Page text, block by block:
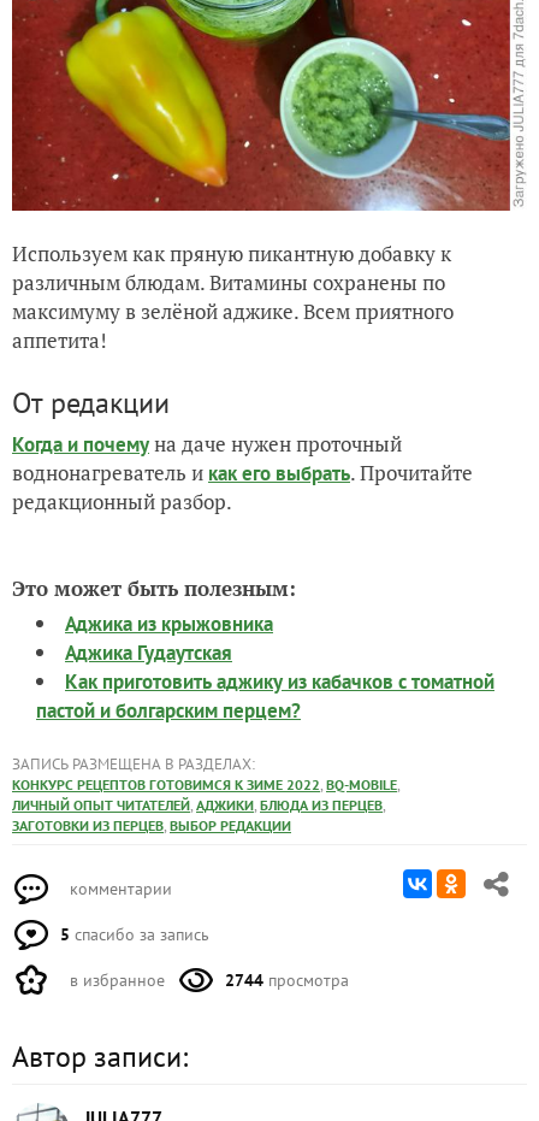
Используем как пряную пикантную добавку к
различным блюдам. Витамины сохранены по
максимуму в зелёной аджике. Всем приятного
аппетита!
От редакции
Когда и почемуна даче нужен проточный
воднонагреватель и как его выбрать. Прочитайте
редакционный разбор.
Это может быть полезным:
Аджика из крыжовника
Аджика Гудаутская
Как приготовить аджику из кабачков с томатной
пастой и болгарским перцем?
ЗАПИСЬ РАЗМЕЩЕНА В РАЗДЕЛАХ:
КОНКУРС РЕЦЕПТОВ ГОТОВИМСЯ К ЗИМЕ 2022, BQ-MOBILE,
ЛИЧНЫЙ ОПЫТ ЧИТАТЕЛЕЙ, АДЖИКИ, БЛЮДА ИЗ ПЕРЦЕВ,
ЗАГОТОВКИ ИЗ ПЕРЦЕВ, ВЫБОР РЕДАКЦИИ
комментарии
5 спасибо за запись
в избранное 2744 просмотра
Автор записи: